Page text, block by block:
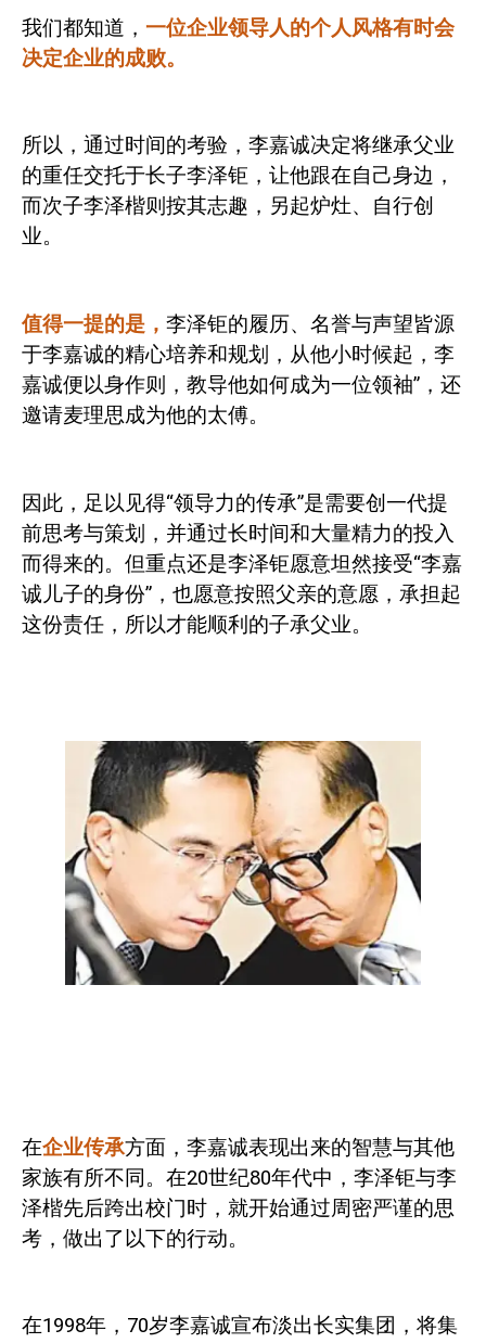
我们都知道， 一位企业领导人的个人风格有时会
决定企业的成败。
所以，通过时间的考验，李嘉诚决定将继承父业
的重任交托于长子李泽钜，让他跟在自己身边，
而次子李泽楷则按其志趣，另起炉灶、自行创
业。
值得一提的是， 李泽钜的履历、名誉与声望皆源
于李嘉诚的精心培养和规划，从他小时候起，李
嘉诚便以身作则，教导他如何成为一位领袖”，还
邀请麦理思成为他的太傅。
因此，足以见得“领导力的传承”是需要创一代提
前思考与策划，并通过长时间和大量精力的投入
而得来的。但重点还是李泽钜愿意坦然接受“李嘉
诚儿子的身份”，也愿意按照父亲的意愿，承担起
这份责任，所以才能顺利的子承父业。
在企业传承方面，李嘉诚表现出来的智慧与其他
家族有所不同。在20世纪80年代中，李泽钜与李
泽楷先后跨出校门时，就开始通过周密严谨的思
考，做出了以下的行动。
在1998年， 70岁李嘉诚宣布淡出长实集团，将集